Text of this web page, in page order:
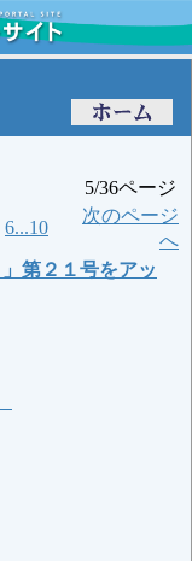
5/36ページ
6...10
次のページ
へ
第２１号をアッ